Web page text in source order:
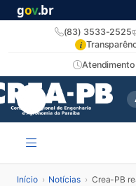
gov.br
(83) 3533-2525
i
Início › Notícias › Crea-PB